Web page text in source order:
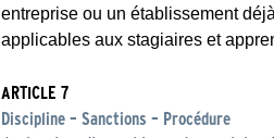
entreprise ou un établissement
applicables aux stagiaires et
ARTICLE 7
Discipline – Sanctions – Procédure